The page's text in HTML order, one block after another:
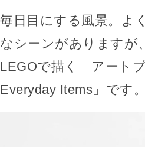
毎日目にする風景。よ
なシーンがありますが
LEGOで描く アート
Everyday Items」です。